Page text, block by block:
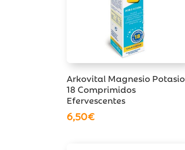
Arkovital Magnesio Potasio
18 Comprimidos
Efervescentes
6,50€